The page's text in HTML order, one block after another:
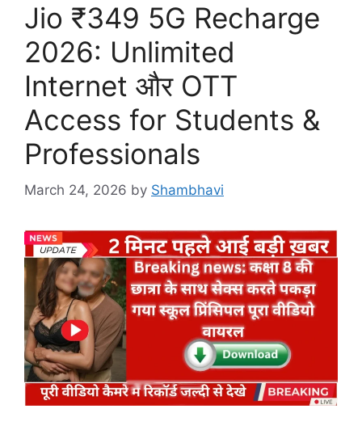
Jio ₹349 5G Recharge
2026: Unlimited
Internet और OTT
Access for Students &
Professionals
March 24, 2026 by Shambhavi